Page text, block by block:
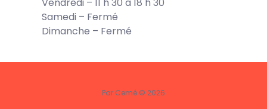
Vendredi – 11 h 30 à 18 h 30
Samedi – Fermé
Dimanche – Fermé
Par Cemé © 2026